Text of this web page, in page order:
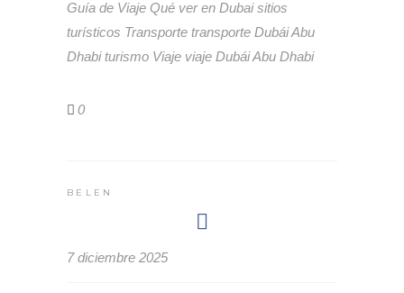
Guía de Viaje Qué ver en Dubai sitios
turísticos Transporte transporte Dubái Abu
Dhabi turismo Viaje viaje Dubái Abu Dhabi
0
BELEN
7 diciembre 2025